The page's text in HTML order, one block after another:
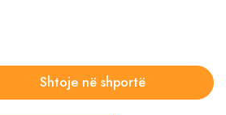
Shtoje në shportë